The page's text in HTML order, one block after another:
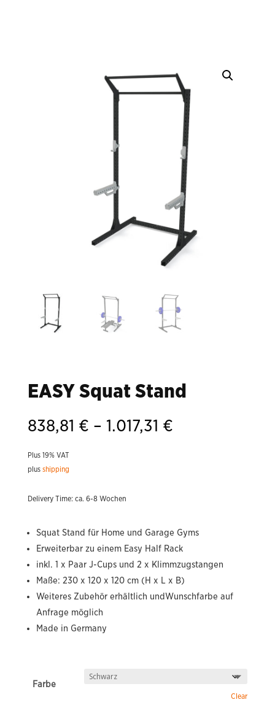
EASY Squat Stand
838,81 € – 1.017,31 €Price
Plus 19% VAT
plus shipping
Delivery Time: ca. 6-8 Wochen
Squat Stand für Home und Garage Gyms
Erweiterbar zu einem Easy Half Rack
inkl. 1 x Paar J-Cups und 2 x Klimmzugstangen
Maße: 230 x 120 x 120 cm (H x L x B)
Weiteres Zubehör erhältlich undWunschfarbe auf
Anfrage möglich
Made in Germany
Farbe
Clear